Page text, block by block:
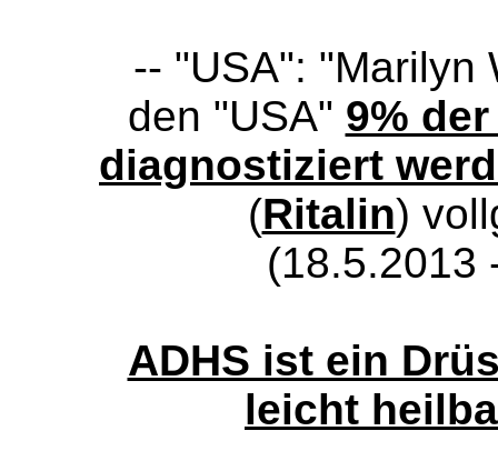
-- "USA": "Marilyn
den "USA" 9%
diagnostiziert
(Ritalin)
(18.5.2013
ADHS ist ein
leicht